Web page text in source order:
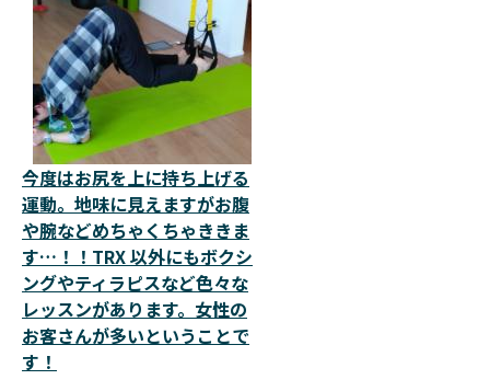
今度はお尻を上に持ち上げる
運動。地味に見えますがお腹
や腕などめちゃくちゃききま
す…！！TRX 以外にもボクシ
ングやティラピスなど色々な
レッスンがあります。女性の
お客さんが多いということで
す！